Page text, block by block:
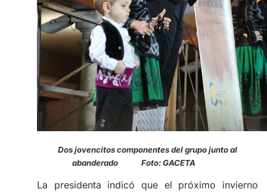
Dos jovencitos componentes del grupo junto al
abanderado Foto: GACETA
La presidenta indicó que el próximo invierno